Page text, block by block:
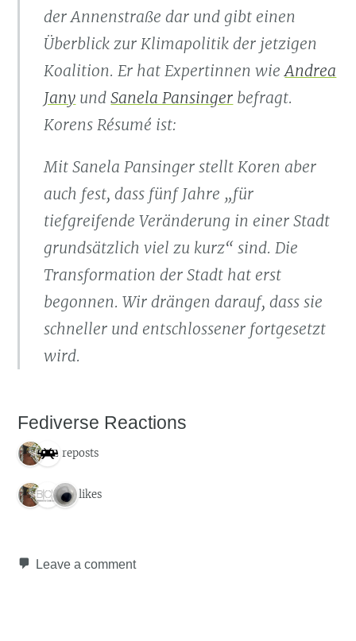
der Annenstraße dar und gibt einen
Überblick zur Klimapolitik der jetzigen
Koalition. Er hat Expertinnen wieAndrea
Jany undSanela Pansinger befragt.
Korens Résumé ist:
Mit Sanela Pansinger stellt Koren aber
auch fest, dass fünf Jahre „für
tiefgreifende Veränderung in einer Stadt
grundsätzlich viel zu kurz“ sind. Die
Transformation der Stadt hat erst
begonnen. Wir drängen darauf, dass sie
schneller und entschlossener fortgesetzt
wird.
Fediverse Reactions
2 reposts
3 likes
Leave a comment